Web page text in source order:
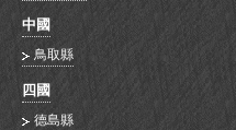
中國
鳥取縣
四國
德島縣